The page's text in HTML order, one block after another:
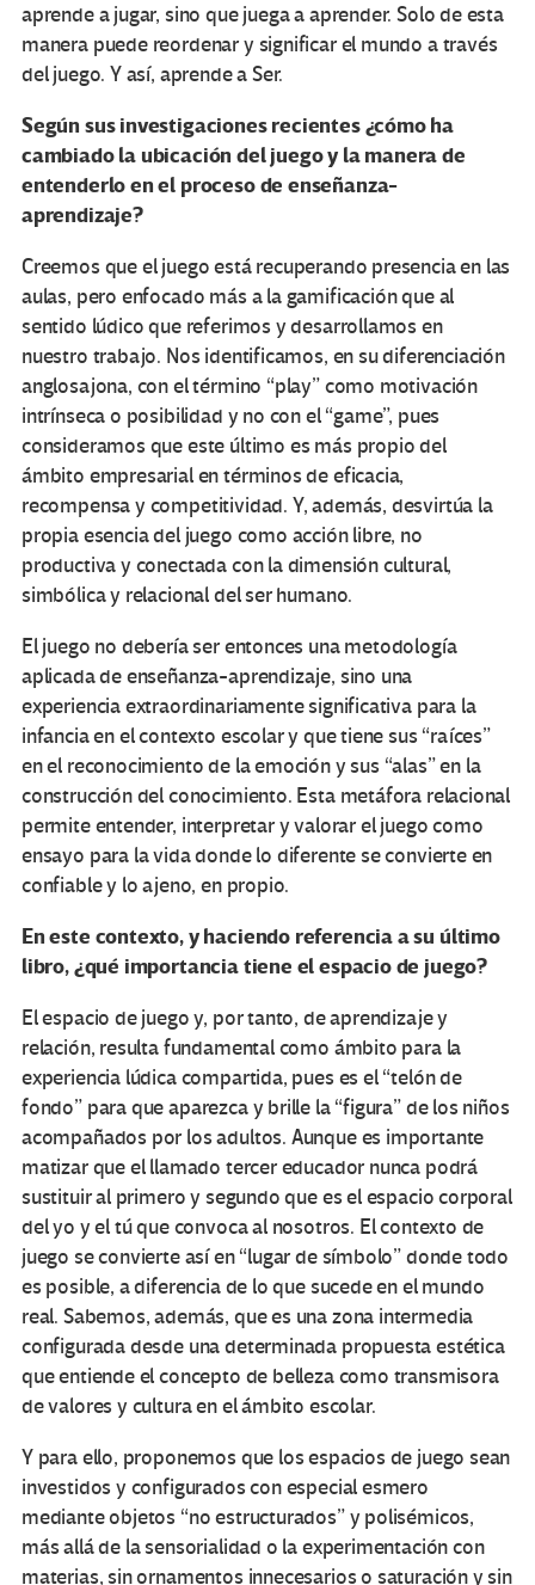
aprende a jugar, sino que juega a aprender. Solo de esta
manera puede reordenar y significar el mundo a través
del juego. Y así, aprende a Ser.
Según sus investigaciones recientes ¿cómo ha
cambiado la ubicación del juego y la manera de
entenderlo en el proceso de enseñanza-
aprendizaje?
Creemos que el juego está recuperando presencia en las
aulas, pero enfocado más a la gamificación que al
sentido lúdico que referimos y desarrollamos en
nuestro trabajo. Nos identificamos, en su diferenciación
anglosajona, con el término “play” como motivación
intrínseca o posibilidad y no con el “game”, pues
consideramos que este último es más propio del
ámbito empresarial en términos de eficacia,
recompensa y competitividad. Y, además, desvirtúa la
propia esencia del juego como acción libre, no
productiva y conectada con la dimensión cultural,
simbólica y relacional del ser humano.
El juego no debería ser entonces una metodología
aplicada de enseñanza-aprendizaje, sino una
experiencia extraordinariamente significativa para la
infancia en el contexto escolar y que tiene sus “raíces”
en el reconocimiento de la emoción y sus “alas” en la
construcción del conocimiento. Esta metáfora relacional
permite entender, interpretar y valorar el juego como
ensayo para la vida donde lo diferente se convierte en
confiable y lo ajeno, en propio.
En este contexto, y haciendo referencia a su último
libro, ¿qué importancia tiene el espacio de juego?
El espacio de juego y, por tanto, de aprendizaje y
relación, resulta fundamental como ámbito para la
experiencia lúdica compartida, pues es el “telón de
fondo” para que aparezca y brille la “figura” de los niños
acompañados por los adultos. Aunque es importante
matizar que el llamado tercer educador nunca podrá
sustituir al primero y segundo que es el espacio corporal
del yo y el tú que convoca al nosotros. El contexto de
juego se convierte así en “lugar de símbolo” donde todo
es posible, a diferencia de lo que sucede en el mundo
real. Sabemos, además, que es una zona intermedia
configurada desde una determinada propuesta estética
que entiende el concepto de belleza como transmisora
de valores y cultura en el ámbito escolar.
Y para ello, proponemos que los espacios de juego sean
investidos y configurados con especial esmero
mediante objetos “no estructurados” y polisémicos,
más allá de la sensorialidad o la experimentación con
materias, sin ornamentos innecesarios o saturación y sin